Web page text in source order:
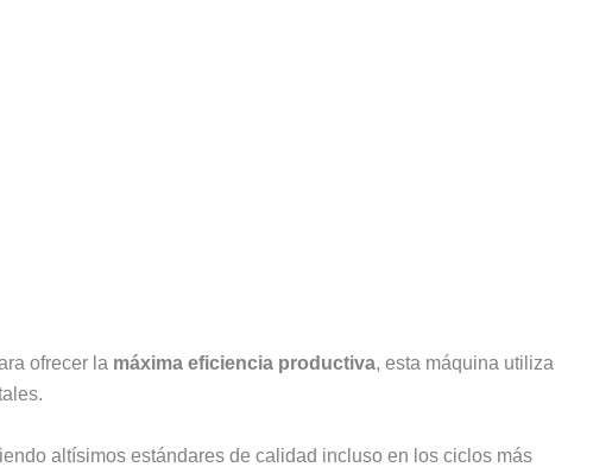
ofrecer la máxima eficiencia productiva, esta máquina utiliza
altísimos estándares de calidad incluso en los ciclos más